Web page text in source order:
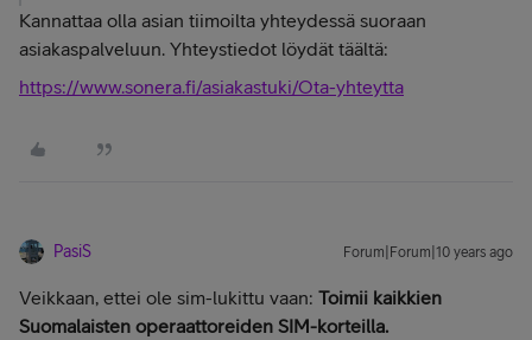
Kannattaa olla asian tiimoilta yhteydessä suoraan
asiakaspalveluun. Yhteystiedot löydät täältä:
https://www.sonera.fi/asiakastuki/Ota-yhteytta
PasiS Forum|Forum|10 years ago
Veikkaan, ettei ole sim-lukittu vaan: Toimii kaikkien
Suomalaisten operaattoreiden SIM-korteilla.